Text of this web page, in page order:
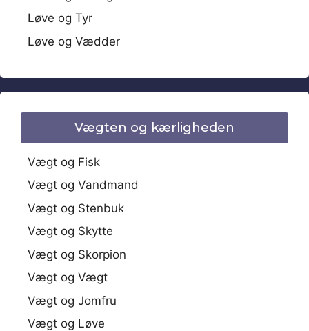
Løve og Tyr
Løve og Vædder
Vægten og kærligheden
Vægt og Fisk
Vægt og Vandmand
Vægt og Stenbuk
Vægt og Skytte
Vægt og Skorpion
Vægt og Vægt
Vægt og Jomfru
Vægt og Løve